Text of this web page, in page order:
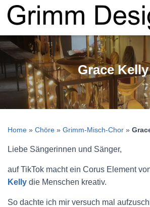
Grace Kelly
Home » Chöre » Grimm-Misch-Chor »
Liebe Sängerinnen und Sänger,
auf TikTok macht ein Corus Element
Kelly die Menschen kreativ.
So dachte ich mir versuch mal